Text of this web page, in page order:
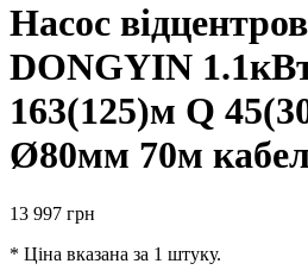
Насос
DONGYIN
163(125)м Q
Ø80мм 70м
13 997 грн
* Ціна вказана за 1 штуку.